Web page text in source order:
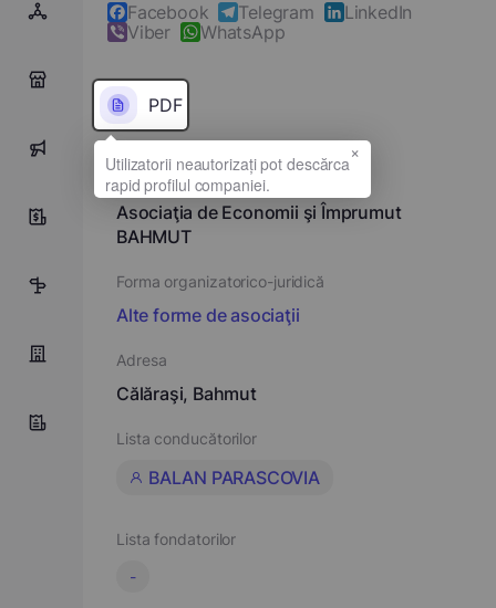
0
1
Facebook Telegram
LinkedIn
Viber
WhatsApp
PDF
Denumirea completă
Asociaţia de Economii şi Împrumut
BAHMUT
Forma organizatorico-juridică
Alte forme de asociaţii
Adresa
Călăraşi, Bahmut
Lista conducătorilor
BALAN PARASCOVIA
Lista fondatorilor
-
×